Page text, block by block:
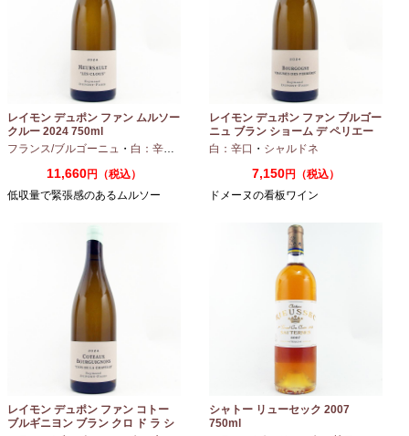
レイモン デュポン ファン ムルソー
クルー 2024 750ml
フランス/ブルゴーニュ ・ 白：辛口 シャルドネ
11,660円（税込）
低収量で緊張感のあるムルソー
レイモン デュポン ファン ブルゴー
ニュ ブラン ショーム デ ペリエー
ル 2024 750ml
白：辛口 ・ シャルドネ
7,150円（税込）
ドメーヌの看板ワイン
レイモン デュポン ファン コトー
ブルギニヨン ブラン クロ ド ラ シ
シャトー リューセック 2007
750ml